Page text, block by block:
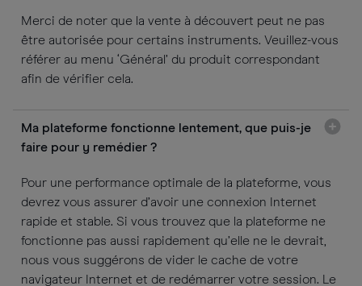
Merci de noter que la vente à découvert peut ne pas
être autorisée pour certains instruments. Veuillez-vous
référer au menu ‘Général’ du produit correspondant
afin de vérifier cela.
Ma plateforme fonctionne lentement, que puis-je
faire pour y remédier ?
Pour une performance optimale de la plateforme, vous
devrez vous assurer d’avoir une connexion Internet
rapide et stable. Si vous trouvez que la plateforme ne
fonctionne pas aussi rapidement qu’elle ne le devrait,
nous vous suggérons de vider le cache de votre
navigateur Internet et de redémarrer votre session. Le